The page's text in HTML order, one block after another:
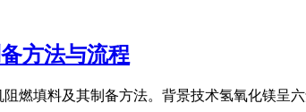
方法与流程
燃填料及其制备方法。背景技术氢氧化镁呈